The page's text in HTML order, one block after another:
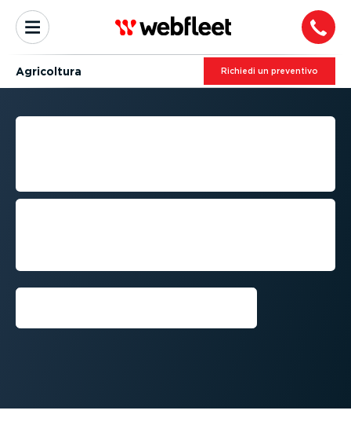
Agricoltura Richiedi un preventivo
SOLUZIONI PER LA
Aumenta la produt­tività e proteggi gli